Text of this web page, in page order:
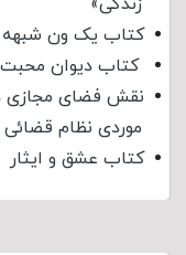
کتاب یک ون شبهه
کتاب دیوان محبت
نقش فضای مجازی
موردی نظام قضائی
کتاب عشق و ایثار